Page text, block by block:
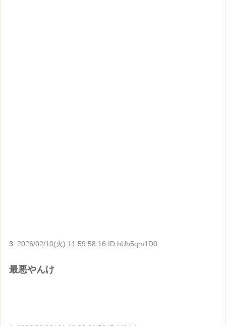
3: 2026/02/10(火) 11:59:58.16 ID:hUh5qm1D0
最悪やんけ